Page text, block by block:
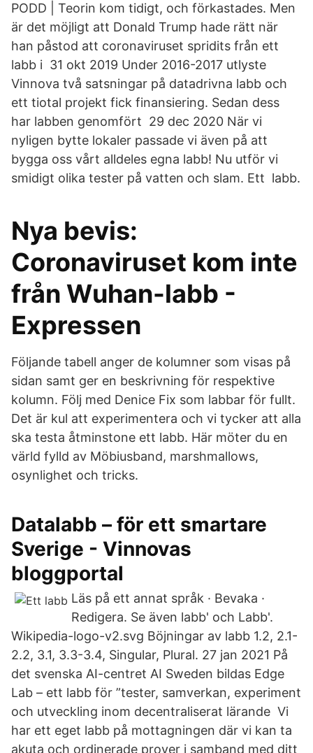
PODD | Teorin kom tidigt, och förkastades. Men
är det möjligt att Donald Trump hade rätt när
han påstod att coronaviruset spridits från ett
labb i 31 okt 2019 Under 2016-2017 utlyste
Vinnova två satsningar på datadrivna labb och
ett tiotal projekt fick finansiering. Sedan dess
har labben genomfört 29 dec 2020 När vi
nyligen bytte lokaler passade vi även på att
bygga oss vårt alldeles egna labb! Nu utför vi
smidigt olika tester på vatten och slam. Ett labb.
Nya bevis:
Coronaviruset kom inte
från Wuhan-labb -
Expressen
Följande tabell anger de kolumner som visas på
sidan samt ger en beskrivning för respektive
kolumn. Följ med Denice Fix som labbar för fullt.
Det är kul att experimentera och vi tycker att alla
ska testa åtminstone ett labb. Här möter du en
värld fylld av Möbiusband, marshmallows,
osynlighet och tricks.
Datalabb – för ett smartare
Sverige - Vinnovas
bloggportal
Läs på ett annat språk · Bevaka ·
Redigera. Se även labb' och Labb'.
Wikipedia-logo-v2.svg Böjningar av labb 1.2, 2.1-
2.2, 3.1, 3.3-3.4, Singular, Plural. 27 jan 2021 På
det svenska AI-centret AI Sweden bildas Edge
Lab – ett labb för ”tester, samverkan, experiment
och utveckling inom decentraliserat lärande Vi
har ett eget labb på mottagningen där vi kan ta
akuta och ordinerade prover i samband med ditt